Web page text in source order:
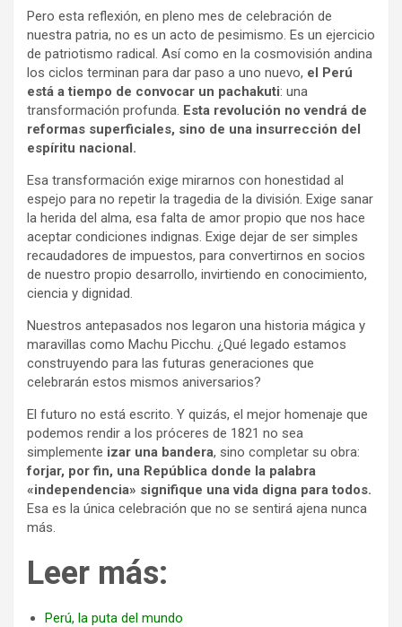
Pero esta reflexión, en pleno mes de celebración de
nuestra patria, no es un acto de pesimismo. Es un ejercicio
de patriotismo radical. Así como en la cosmovisión andina
los ciclos terminan para dar paso a uno nuevo, el Perú
está a tiempo de convocar un pachakuti: una
transformación profunda. Esta revolución no vendrá de
reformas superficiales, sino de una insurrección del
espíritu nacional.
Esa transformación exige mirarnos con honestidad al
espejo para no repetir la tragedia de la división. Exige sanar
la herida del alma, esa falta de amor propio que nos hace
aceptar condiciones indignas. Exige dejar de ser simples
recaudadores de impuestos, para convertirnos en socios
de nuestro propio desarrollo, invirtiendo en conocimiento,
ciencia y dignidad.
Nuestros antepasados nos legaron una historia mágica y
maravillas como Machu Picchu. ¿Qué legado estamos
construyendo para las futuras generaciones que
celebrarán estos mismos aniversarios?
El futuro no está escrito. Y quizás, el mejor homenaje que
podemos rendir a los próceres de 1821 no sea
simplemente izar una bandera, sino completar su obra:
forjar, por fin, una República donde la palabra
«independencia» signifique una vida digna para todos.
Esa es la única celebración que no se sentirá ajena nunca
más.
Leer más:
Perú, la puta del mundo